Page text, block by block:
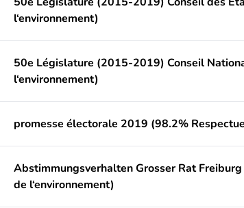
l‘environnement)
50e Législature (2015-2019) Conseil
l‘environnement)
promesse électorale 2019 (98.2%
Abstimmungsverhalten Grosser Rat
de l‘environnement)